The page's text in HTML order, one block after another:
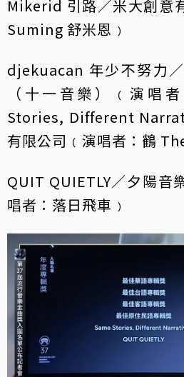
Mikerid 引路／米大創意
Suming 舒米恩﹚
djekuacan 年少不努力
（十一音樂）﹙演唱
Stories, Different
有限公司﹙演唱者：鶴
QUIT QUIETLY／夕陽音
唱者：落日飛車﹚